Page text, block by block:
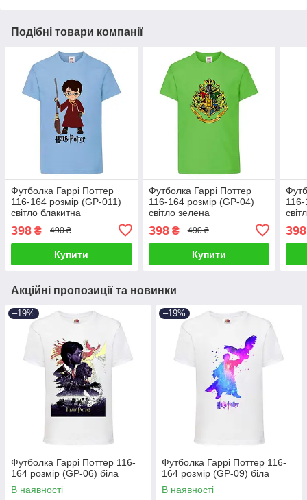
Подібні товари компанії
Футболка Гаррі Поттер
116-164 розмір (GP-011)
світло блакитна
398 ₴ 490 ₴
Купити
Футболка Гаррі Поттер
116-164 розмір (GP-04)
світло зелена
398₴ 490 ₴
Купити
398
Акційні пропозиції та новинки
–19%
Футболка Гаррі Поттер 116-
164 розмір (GP-06) біла
В наявності
–19%
Футболка Гаррі Поттер 116-
164 розмір (GP-09) біла
В наявності